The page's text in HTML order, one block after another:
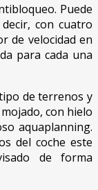
Puede
con cuatro
de velocidad en
para cada una
de terrenos y
con hielo
aquaplanning.
del coche este
de forma